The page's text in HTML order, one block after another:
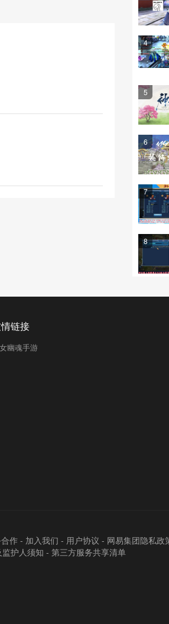
4
5
6
7
8
链接
幽魂手游
作 - 加入我们 - 用户协议 - 网易集团隐私政
护人须知 - 第三方服务共享清单